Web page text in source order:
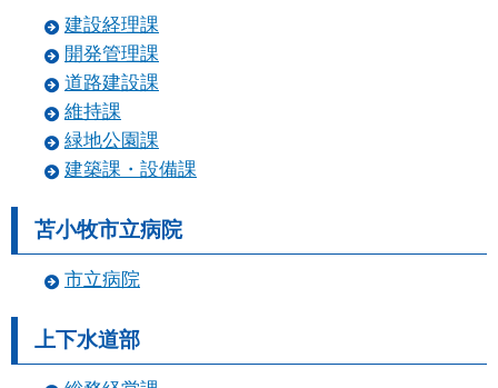
建設経理課
開発管理課
道路建設課
維持課
緑地公園課
建築課・設備課
苫小牧市立病院
市立病院
上下水道部